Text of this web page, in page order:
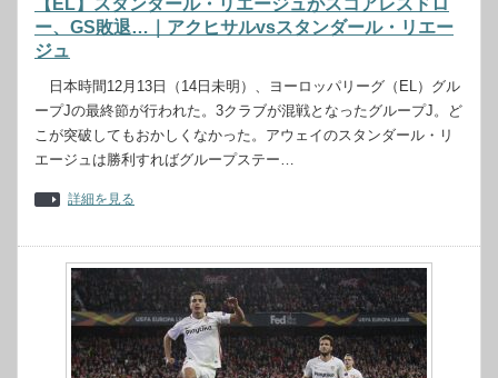
【EL】スタンダール・リエージュがスコアレスドロ
ー、GS敗退…｜アクヒサルvsスタンダール・リエー
ジュ
日本時間12月13日（14日未明）、ヨーロッパリーグ（EL）グル
ープJの最終節が行われた。3クラブが混戦となったグループJ。ど
こが突破してもおかしくなかった。アウェイのスタンダール・リ
エージュは勝利すればグループステー…
詳細を見る